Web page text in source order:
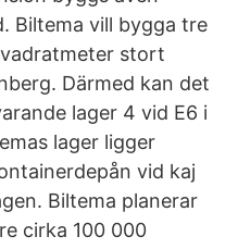
Biltema vill bygga tre
stort
Därmed kan det
lager 4 vid E6 i
lager ligger
vid kaj
Biltema planerar
cirka 100 000